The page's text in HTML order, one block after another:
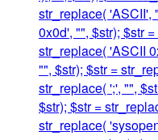
str_replace( 'ASCII',
0x0d', "", $str); $str
str_replace( 'ASCII
"", $str); $str =
str_replace( ';', "",
$str); $str =
str_replace(